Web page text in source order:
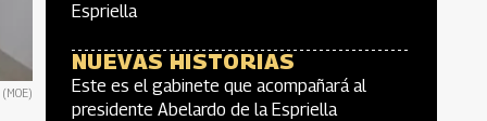
Espriella
NUEVAS HISTORIAS
Este es el gabinete que acompañará al
presidente Abelardo de la Espriella